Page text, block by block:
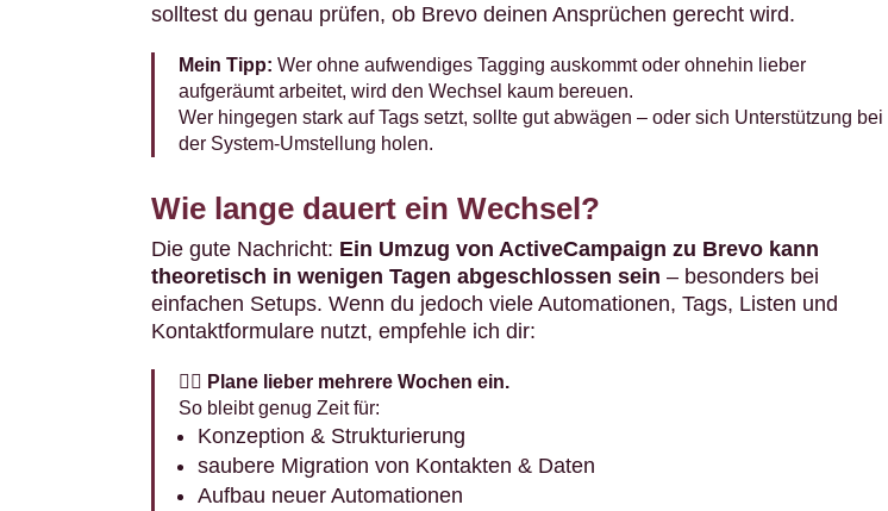
solltest du genau prüfen, ob Brevo deinen Ansprüchen gerecht wird.
Mein Tipp: Wer ohne aufwendiges Tagging auskommt oder ohnehin lieber
aufgeräumt arbeitet, wird den Wechsel kaum bereuen.
Wer hingegen stark auf Tags setzt, sollte gut abwägen – oder sich Unterstützung bei
der System-Umstellung holen.
Wie lange dauert ein Wechsel?
Die gute Nachricht: Ein Umzug von ActiveCampaign zu Brevo kann
theoretisch in wenigen Tagen abgeschlossen sein – besonders bei
einfachen Setups. Wenn du jedoch viele Automationen, Tags, Listen und
Kontaktformulare nutzt, empfehle ich dir:
🧘‍♀️ Plane lieber mehrere Wochen ein.
So bleibt genug Zeit für:
Konzeption & Strukturierung
saubere Migration von Kontakten & Daten
Aufbau neuer Automationen